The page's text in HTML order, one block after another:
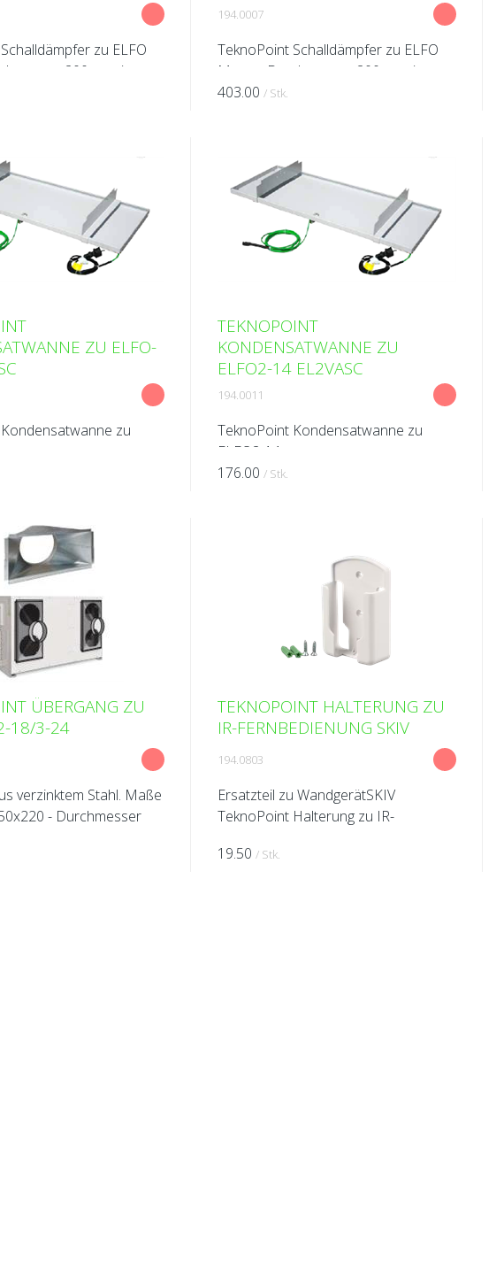
zu ELFO
200 mm /
Reduktion: 4,5 dB(A)
194.0007
TeknoPoint Schalldämpfer zu ELFO
Masse: Durchmesser 200 mm /
Länge 1000 mm Reduktion: 9 dB(A)
403.00 / Stk.
ZU ELFO-
zu
TEKNOPOINT
KONDENSATWANNE ZU
ELFO2-14 EL2VASC
194.0011
TeknoPoint Kondensatwanne zu
ELFO2-14
176.00 / Stk.
ÜBERGANG ZU
18/3-24
verzinktem Stahl. Maße
- Durchmesser
einzigen Ø 300
TEKNOPOINT HALTERUNG ZU
IR-FERNBEDIENUNG SKIV
194.0803
Ersatzteil zu WandgerätSKIV
TeknoPoint Halterung zu IR-
19.50 / Stk.